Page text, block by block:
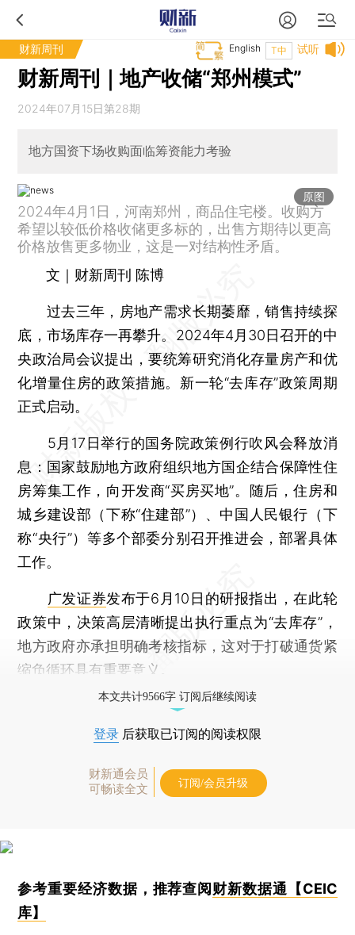
财新周刊 试听
T中
English
财新周刊｜地产收储“郑州模式”
2024年07月15日第28期
地方国资下场收购面临筹资能力考验
原图
2024年4月1日，河南郑州，商品住宅楼。收购方
希望以较低价格收储更多标的，出售方期待以更高
价格放售更多物业，这是一对结构性矛盾。
文｜财新周刊 陈博
过去三年，房地产需求长期萎靡，销售持续探
底，市场库存一再攀升。2024年4月30日召开的中
央政治局会议提出，要统筹研究消化存量房产和优
化增量住房的政策措施。新一轮“去库存”政策周期
正式启动。
5月17日举行的国务院政策例行吹风会释放消
息：国家鼓励地方政府组织地方国企结合保障性住
房筹集工作，向开发商“买房买地”。随后，住房和
城乡建设部（下称“住建部”）、中国人民银行（下
称“央行”）等多个部委分别召开推进会，部署具体
工作。
广发证券发布于6月10日的研报指出，在此轮
政策中，决策高层清晰提出执行重点为“去库存”，
地方政府亦承担明确考核指标，这对于打破通货紧
缩负循环具有重要意义。
本文共计9566字 订阅后继续阅读
登录 后获取已订阅的阅读权限
财新通会员
可畅读全文
订阅/会员升级
参考重要经济数据，推荐查阅 财新数据通【CEIC
库】